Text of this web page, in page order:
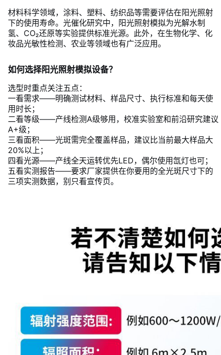
材料科学领域，涂料、塑料、纺织品等需要评估在阳光照射
下的使用寿命。光催化研究中，阳光照射模拟为光解水制
氢、CO₂还原等实验提供标准光源。此外，在生物化学、化
妆品光敏性检测、农业等领域也有广泛应用。
如何选择阳光照射模拟设备？
选型时重点关注五点：
一看需求——明确测试材料、样品尺寸、执行标准和每天使
用时长；
二看等级——产线检测A级够用，校准实验室和前沿研究建议
A+级；
三看面积——光斑需完全覆盖样品，建议比当前最大样品大
20%以上；
四看光源——产线全天运转优先LED，偶尔使用氙灯也可；
五看实测报告——要求厂家提供在你要用的全光斑尺寸下的
三项实测数据，别只看宣传页。